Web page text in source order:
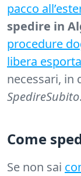
pacco
spedire in
procedure
libera
necessari, in
SpedireSubito.
Come
Se non sai